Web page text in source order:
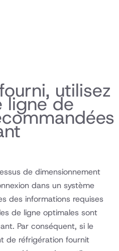
utilisez
ligne de
de dimensionnement
dans un système
des informations requises
de ligne optimales sont
Par conséquent, si le
de réfrigération fournit